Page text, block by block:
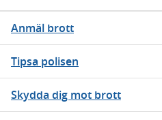
Anmäl brott
Tipsa polisen
Skydda dig mot brott